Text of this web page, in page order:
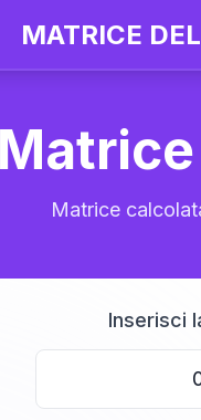
MATRICE
Matrice
Inserisci